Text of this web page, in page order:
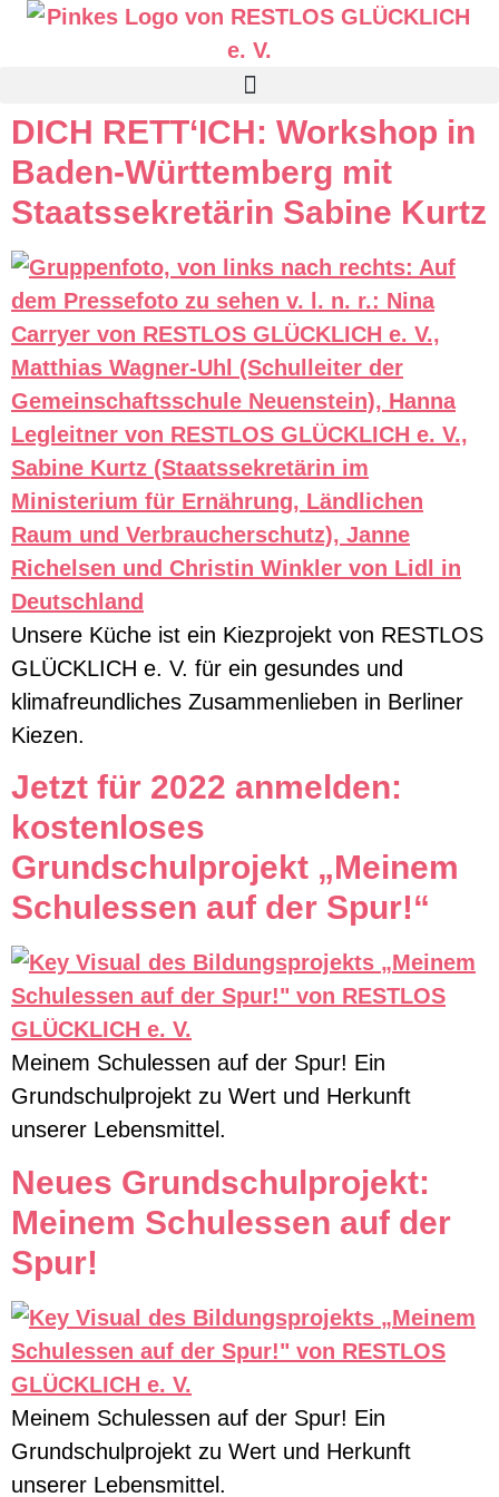
DICH RETT‘ICH: Workshop in
Baden-Württemberg mit
Staatssekretärin Sabine Kurtz
Unsere Küche ist ein Kiezprojekt von RESTLOS
GLÜCKLICH e. V. für ein gesundes und
klimafreundliches Zusammenlieben in Berliner
Kiezen.
Jetzt für 2022 anmelden:
kostenloses
Grundschulprojekt „Meinem
Schulessen auf der Spur!“
Meinem Schulessen auf der Spur! Ein
Grundschulprojekt zu Wert und Herkunft
unserer Lebensmittel.
Neues Grundschulprojekt:
Meinem Schulessen auf der
Spur!
Meinem Schulessen auf der Spur! Ein
Grundschulprojekt zu Wert und Herkunft
unserer Lebensmittel.